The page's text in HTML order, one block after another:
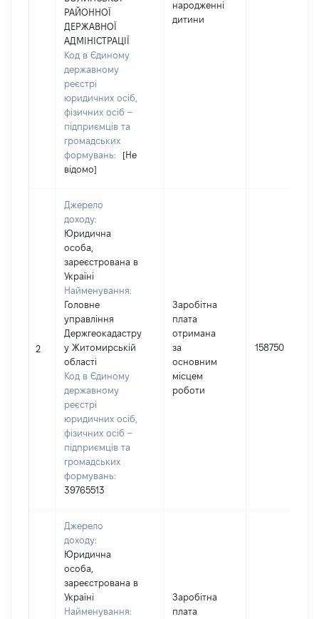
РАЙОННОЇ
ДЕРЖАВНОЇ
АДМІНІСТРАЦІЇ
Код в Єдиному
державному
реєстрі
юридичних осіб,
фізичних осіб –
підприємців та
громадських
формувань:
[Не
відомо]
народженні
дитини
2
Джерело
доходу:
Юридична
особа,
зареєстрована в
Україні
Найменування:
Головне
управління
Держгеокадастру
у Житомирській
області
Код в Єдиному
державному
реєстрі
юридичних осіб,
фізичних осіб –
підприємців та
громадських
формувань:
39765513
Заробітна
плата
отримана
за
основним
місцем
роботи
158750
Джерело
доходу:
Юридична
особа,
зареєстрована в
Україні
Найменування:
Заробітна
плата